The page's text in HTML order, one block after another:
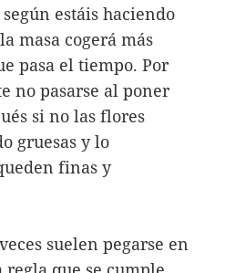
estáis haciendo
masa cogerá más
pasa el tiempo. Por
no pasarse al poner
si no las flores
gruesas y lo
finas y
suelen pegarse en